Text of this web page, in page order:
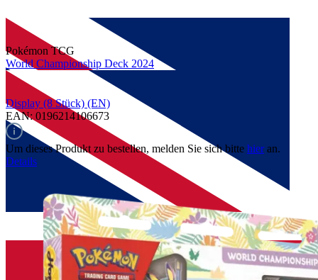
Pokémon TCG
World Championship Deck 2024
Display (8 Stück) (EN)
EAN: 0196214106673
Um dieses Produkt zu bestellen, melden Sie sich bitte hieran.
Details